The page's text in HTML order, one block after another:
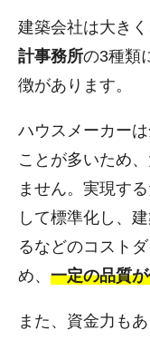
建築会社は大き
計事務所の3種類
徴があります。
ハウスメーカー
ことが多いため
ません。実現す
して標準化し、
るなどのコスト
め、 一定の品質
また、資金力も